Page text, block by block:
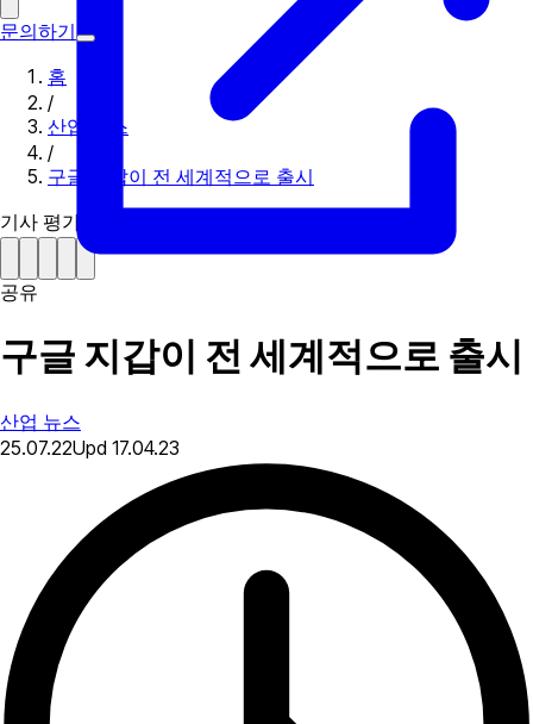
문의하기
홈
/
산업 뉴스
/
구글 지갑이 전 세계적으로 출시
기사 평가하기
공유
구글 지갑이 전 세계적으로 출시
산업 뉴스
25.07.22Upd 17.04.23